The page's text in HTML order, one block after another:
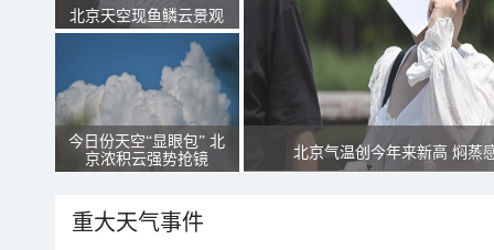
北京天空现鱼鳞云景观
今日份天空“显眼包” 北
京浓积云强势抢镜
北京气温创今年来新高 焖蒸
重大天气事件